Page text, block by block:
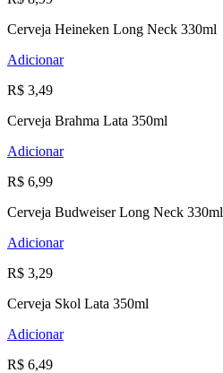
Cerveja Heineken Long Neck 330ml
Adicionar
R$ 3,49
Cerveja Brahma Lata 350ml
Adicionar
R$ 6,99
Cerveja Budweiser Long Neck 330ml
Adicionar
R$ 3,29
Cerveja Skol Lata 350ml
Adicionar
R$ 6,49